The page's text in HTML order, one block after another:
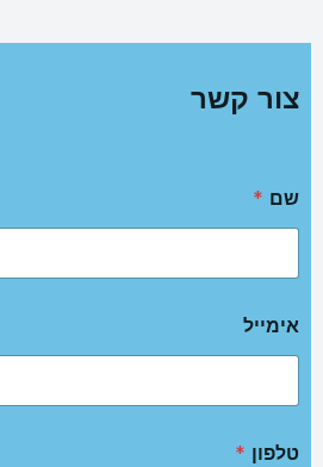
צור קשר
שם *
אימייל
טלפון *